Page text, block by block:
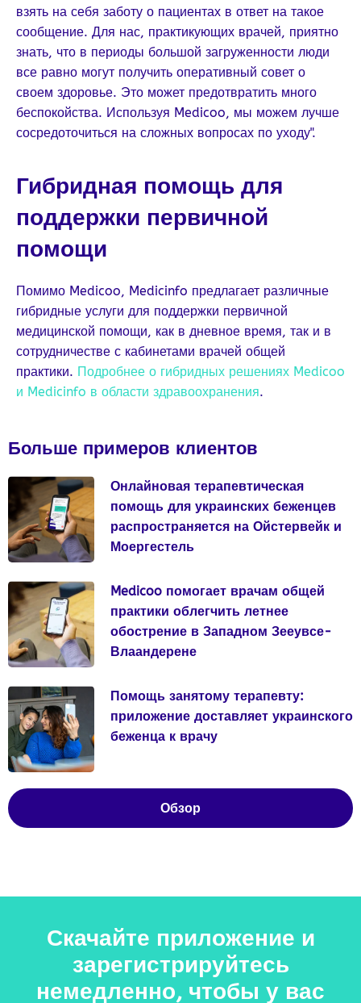
взять на себя заботу о пациентах в ответ на такое
сообщение. Для нас, практикующих врачей, приятно
знать, что в периоды большой загруженности люди
все равно могут получить оперативный совет о
своем здоровье. Это может предотвратить много
беспокойства. Используя Medicoo, мы можем лучше
сосредоточиться на сложных вопросах по уходу".
Гибридная помощь для
поддержки первичной
помощи
Помимо Medicoo, Medicinfo предлагает различные
гибридные услуги для поддержки первичной
медицинской помощи, как в дневное время, так и в
сотрудничестве с кабинетами врачей общей
практики. Подробнее о гибридных решениях Medicoo
и Medicinfo в области здравоохранения.
Больше примеров клиентов
Онлайновая терапевтическая
помощь для украинских беженцев
распространяется на Ойстервейк и
Моергестель
Medicoo помогает врачам общей
практики облегчить летнее
обострение в Западном Зееувсе-
Влаандерене
Помощь занятому терапевту:
приложение доставляет украинского
беженца к врачу
Обзор
Скачайте приложение и
зарегистрируйтесь
немедленно, чтобы у вас